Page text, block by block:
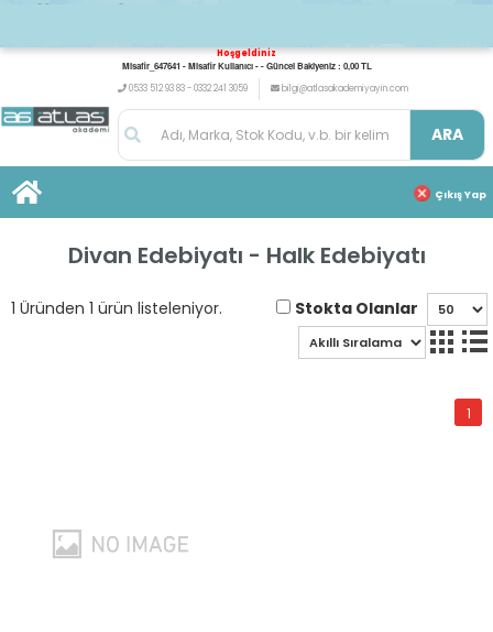
Hoşgeldiniz
Misafir_647641 - Misafir Kullanıcı - - Güncel Bakiyeniz : 0,00 TL
0533 512 93 83 - 0332 241 3059
bilgi@atlasakademiyayin.com
ARA
Çıkış Yap
Divan Edebiyatı - Halk Edebiyatı
1 Üründen 1 ürün listeleniyor. Stokta Olanlar
1